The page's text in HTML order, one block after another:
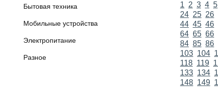
Бытовая техника
Мобильные устройства
Электропитание
Разное
1 2 3 4 5
24 25 26
44 45 46
64 65 66
84 85 86
103 104
118 119
133 134
148 149